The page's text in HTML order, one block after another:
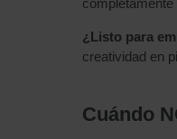
¿Listo para
creatividad en
Cuándo